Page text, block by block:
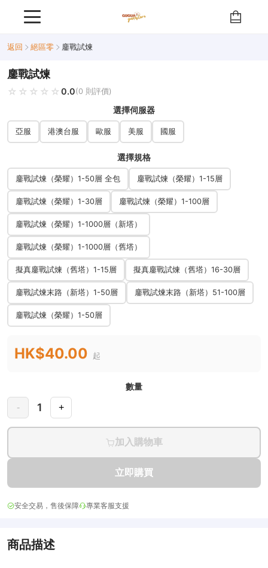
返回 絕區零 鏖戰試煉
鏖戰試煉
☆☆☆☆☆
★★★★★ 0.0(0 則評價)
選擇伺服器
亞服 港澳台服 歐服 美服 國服
選擇規格
鏖戰試煉（榮耀）1-50層 全包 鏖戰試煉（榮耀）1-15層
鏖戰試煉（榮耀）1-30層 鏖戰試煉（榮耀）1-100層
鏖戰試煉（榮耀）1-1000層（新塔）
鏖戰試煉（榮耀）1-1000層（舊塔）
擬真鏖戰試煉（舊塔）1-15層 擬真鏖戰試煉（舊塔）16-30層
鏖戰試煉末路（新塔）1-50層 鏖戰試煉末路（新塔）51-100層
鏖戰試煉（榮耀）1-50層
HK$40.00 起
數量
- 1 +
加入購物車
立即購買
安全交易，售後保障 專業客服支援
商品描述